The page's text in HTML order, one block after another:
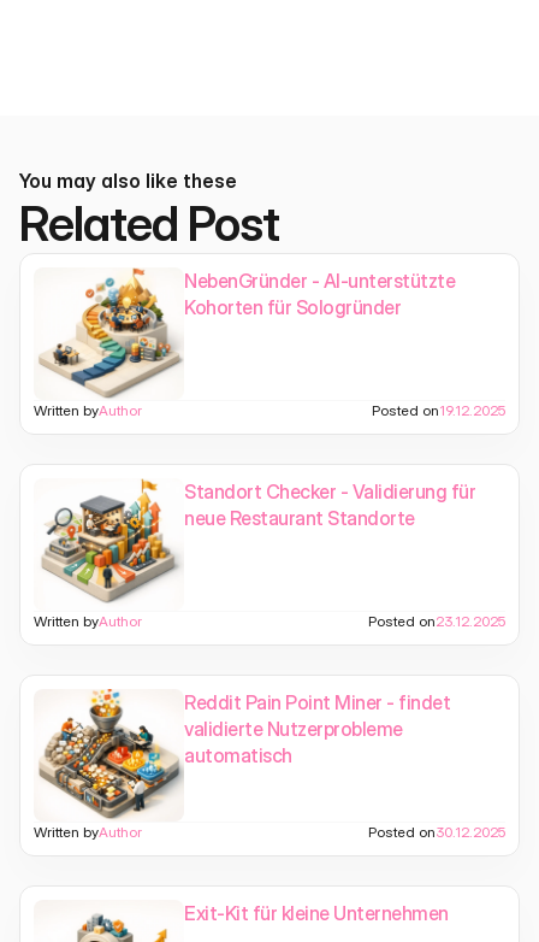
You may also like these
Related Post
NebenGründer - AI-unterstützte
Kohorten für Sologründer
Written byAuthor Posted on19.12.2025
Standort Checker - Validierung für
neue Restaurant Standorte
Written byAuthor Posted on23.12.2025
Reddit Pain Point Miner - findet
validierte Nutzerprobleme
automatisch
Written byAuthor Posted on30.12.2025
Exit-Kit für kleine Unternehmen